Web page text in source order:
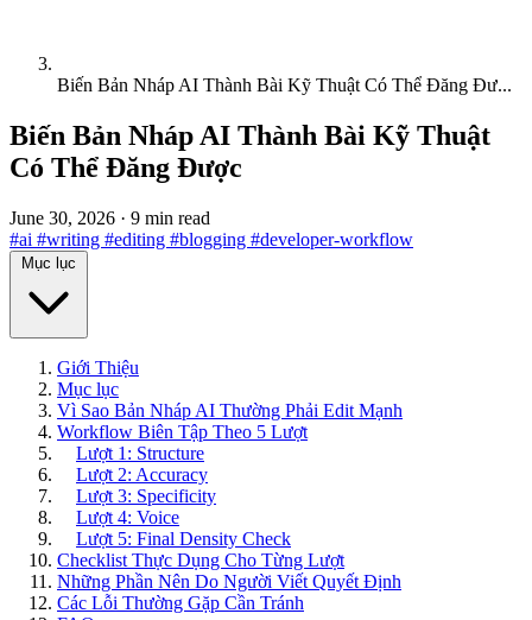
Biến Bản Nháp AI Thành Bài Kỹ Thuật Có Thể Đăng Đư...
Biến Bản Nháp AI Thành Bài Kỹ Thuật
Có Thể Đăng Được
June 30, 2026 · 9 min read
#ai #writing #editing #blogging #developer-workflow
Mục lục
Giới Thiệu
Mục lục
Vì Sao Bản Nháp AI Thường Phải Edit Mạnh
Workflow Biên Tập Theo 5 Lượt
Lượt 1: Structure
Lượt 2: Accuracy
Lượt 3: Specificity
Lượt 4: Voice
Lượt 5: Final Density Check
Checklist Thực Dụng Cho Từng Lượt
Những Phần Nên Do Người Viết Quyết Định
Các Lỗi Thường Gặp Cần Tránh